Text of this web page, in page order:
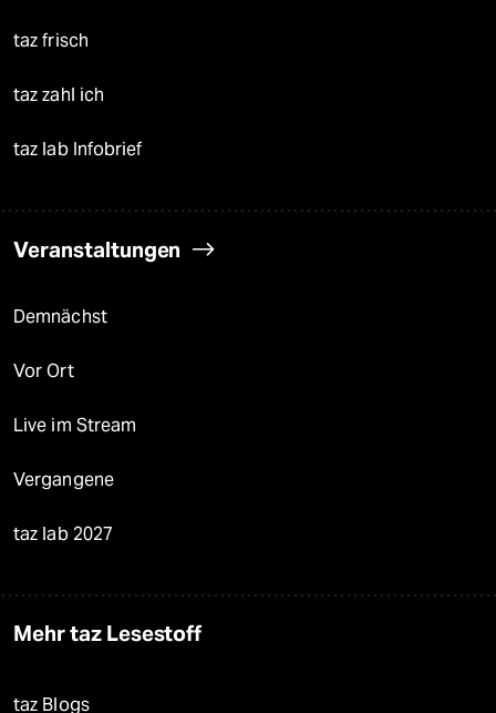
taz frisch
taz zahl ich
taz lab Infobrief
Veranstaltungen
Demnächst
Vor Ort
Live im Stream
Vergangene
taz lab 2027
Mehr taz Lesestoff
taz Blogs